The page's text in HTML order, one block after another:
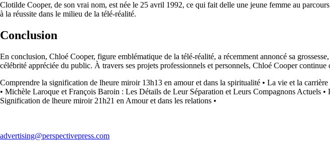
Clotilde Cooper, de son vrai nom, est née le 25 avril 1992, ce qui fait delle une jeune femme au
à la réussite dans le milieu de la télé-réalité.
Conclusion
En conclusion, Chloé Cooper, figure emblématique de la télé-réalité, a récemment annoncé sa
célébrité appréciée du public. À travers ses projets professionnels et personnels, Chloé Cooper
Comprendre la signification de lheure miroir 13h13 en amour et dans la spiritualité • La vie et la
• Michèle Laroque et François Baroin : Les Détails de Leur Séparation et Leurs Compagnons Actuels •
Signification de lheure miroir 21h21 en Amour et dans les relations •
advertising@perspectivepress.com